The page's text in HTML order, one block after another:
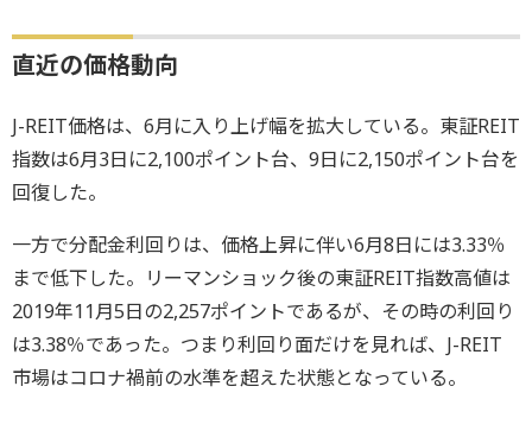
直近の価格動向
J-REIT価格は、6月に入り上げ幅を拡大している。東証REIT
指数は6月3日に2,100ポイント台、9日に2,150ポイント台を
回復した。
一方で分配金利回りは、価格上昇に伴い6月8日には3.33％
まで低下した。リーマンショック後の東証REIT指数高値は
2019年11月5日の2,257ポイントであるが、その時の利回り
は3.38％であった。つまり利回り面だけを見れば、J-REIT
市場はコロナ禍前の水準を超えた状態となっている。